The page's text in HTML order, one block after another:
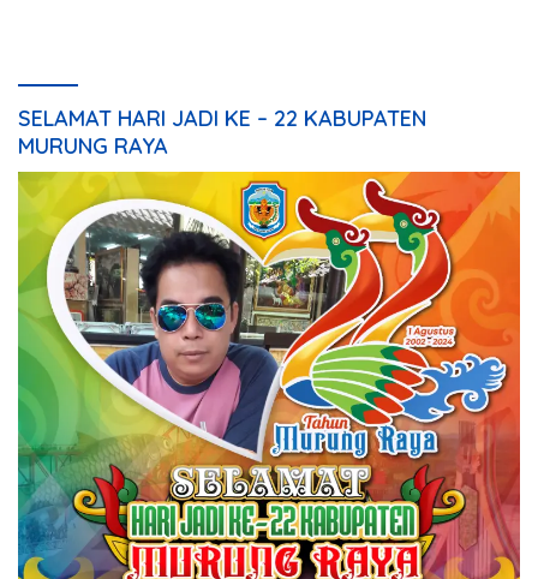
SELAMAT HARI JADI KE – 22 KABUPATEN
MURUNG RAYA